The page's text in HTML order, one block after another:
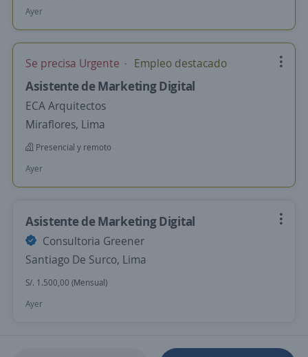
Ayer
Se precisa Urgente Empleo destacado
Asistente de Marketing Digital
ECA Arquitectos
Miraflores, Lima
Presencial y remoto
Ayer
Asistente de Marketing Digital
Consultoria Greener
Santiago De Surco, Lima
S/. 1.500,00 (Mensual)
Ayer